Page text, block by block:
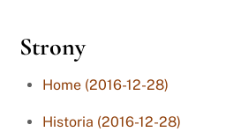
Strony
Home (2016-12-28)
Historia (2016-12-28)